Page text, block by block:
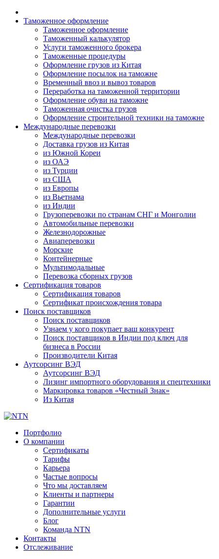
Таможенное оформление
Таможенное оформление
Таможенный калькулятор
Услуги таможенного брокера
Таможенные процедуры
Оформление грузов из Китая
Оформление посылок на таможне
Временный ввоз и вывоз товаров
Переработка на таможенной территории
Оформление обуви на таможне
Таможенная очистка грузов
Оформление строительной техники на таможне
Международные перевозки
Международные перевозки
Доставка грузов из Китая
из Южной Кореи
из ОАЭ
из Турции
из США
из Европы
из Вьетнама
из Индии
Грузоперевозки по странам СНГ и Монголии
Автомобильные перевозки
Железнодорожные
Авиаперевозки
Морские
Контейнерные
Мультимодальные
Перевозка сборных грузов
Сертификация товаров
Сертификация товаров
Сертификат происхождения товара
Поиск поставщиков
Поиск поставщиков
Узнаем у кого покупает ваш конкурент
Поиск поставщиков в Индии под ключ для
бизнеса в России
Производители Китая
Аутсорсинг ВЭД
Аутсорсинг ВЭД
Лизинг импортного оборудования и спецтехники
Маркировка товаров «Честный Знак»
Из Китая
Портфолио
О компании
Сертификаты
Тарифы
Карьера
Частые вопросы
Что мы доставляем
Клиенты и партнеры
Гарантии
Дополнительные услуги
Блог
Команда NTN
Контакты
Отслеживание